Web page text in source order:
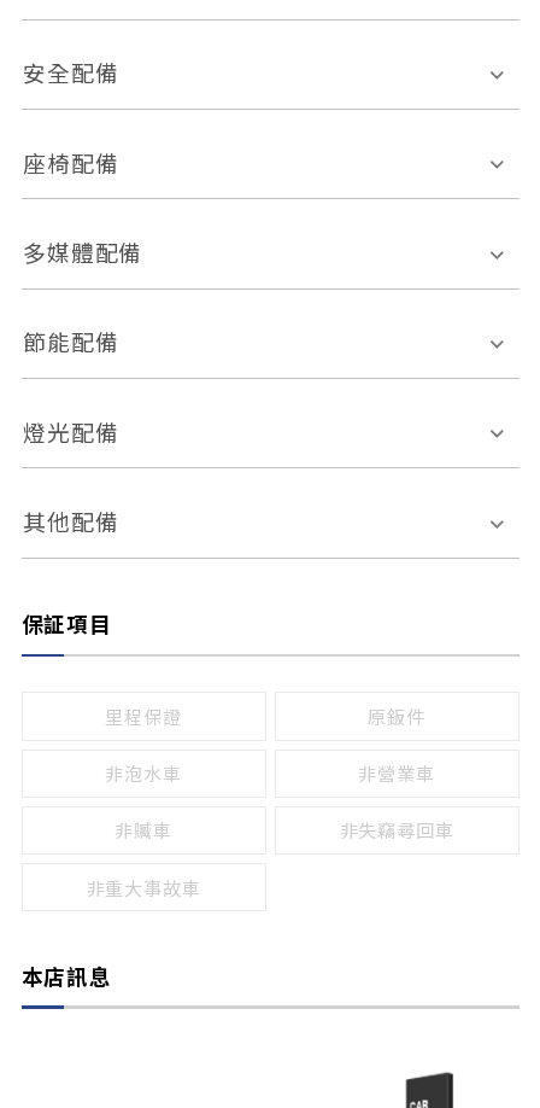
後視鏡方向指示燈
多功能方向盤
恆溫空調
安全配備
前座正面氣囊
ABS防鎖死
車道偏離警示
自動停車系統 盲點偵測系統
倒車雷達
座椅配備
皮椅
無
有
多媒體配備
外部音源接入
節能配備
引擎啟閉系統
燈光配備
感應頭燈
頭燈光源
其他配備
保証項目
里程保證 原鈑件
非泡水車 非營業車
非贓車 非失竊尋回車
非重大事故車
本店訊息